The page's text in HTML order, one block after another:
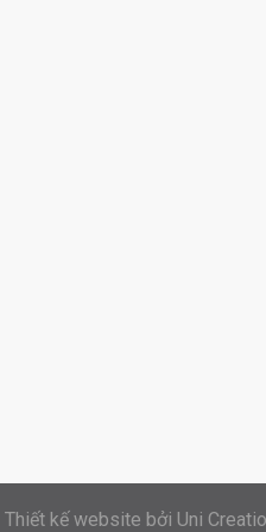
Thiết kế website bởi Uni